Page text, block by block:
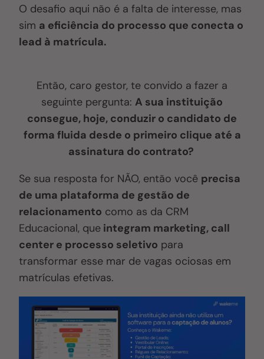
O desafio aqui não é a falta de interesse, mas
sim a eficiência do processo que conecta o
lead à matrícula.
Então, caro gestor, te convido a fazer a
seguinte pergunta: A sua instituição
consegue, hoje, conduzir o candidato de
forma fluida desde o primeiro clique até a
assinatura do contrato?
Se sua resposta for NÃO, então você precisa
de uma plataforma de gestão de
relacionamento como as da CRM
Educacional, que integram marketing, call
center e processo seletivo para
transformar esse mar de vagas ociosas em
matrículas efetivas.